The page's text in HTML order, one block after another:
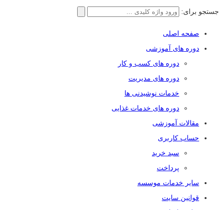
جستجو برای:
صفحه اصلی
دوره های آموزشی
دوره های کسب و کار
دوره های مدیریت
خدمات نوشیدنی ها
دوره های خدمات غذایی
مقالات آموزشی
حساب کاربری
سبد خرید
پرداخت
سایر خدمات موسسه
قوانین سایت